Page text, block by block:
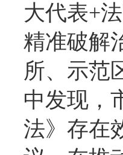
大代表+
精准破解
所、示范
中发现，
法》存在